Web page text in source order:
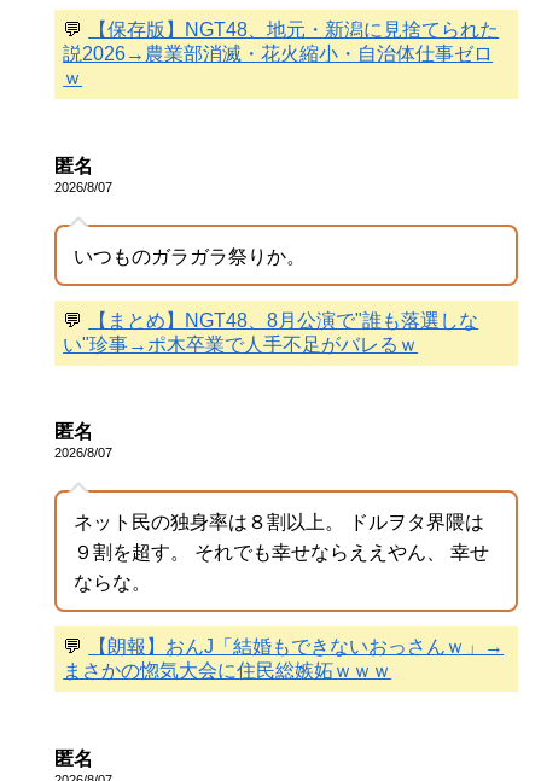
💬
【保存版】NGT48、地元・新潟に見捨てられた
説2026→農業部消滅・花火縮小・自治体仕事ゼロ
ｗ
匿名
2026/8/07
いつものガラガラ祭りか。
💬
【まとめ】NGT48、8月公演で"誰も落選しな
い"珍事→ポ木卒業で人手不足がバレるｗ
匿名
2026/8/07
ネット民の独身率は８割以上。 ドルヲタ界隈は
９割を超す。 それでも幸せならええやん、 幸せ
ならな。
💬
【朗報】おんJ「結婚もできないおっさんｗ」→
まさかの惚気大会に住民総嫉妬ｗｗｗ
匿名